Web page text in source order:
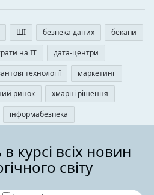
ШІ безпека даних
бекапи
на ІТ
дата-центри
технології
маркетинг
ринок
хмарні рішення
інформабезпека
курсі всіх новин
світу